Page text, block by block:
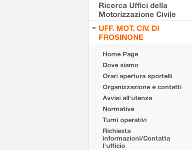
Ricerca Uffici della
Motorizzazione Civile
UFF. MOT. CIV. DI
FROSINONE
Home Page
Dove siamo
Orari apertura sportelli
Organizzazione e contatti
Avvisi all'utenza
Normative
Turni operativi
Richiesta
informazioni/Contatta
l'ufficio